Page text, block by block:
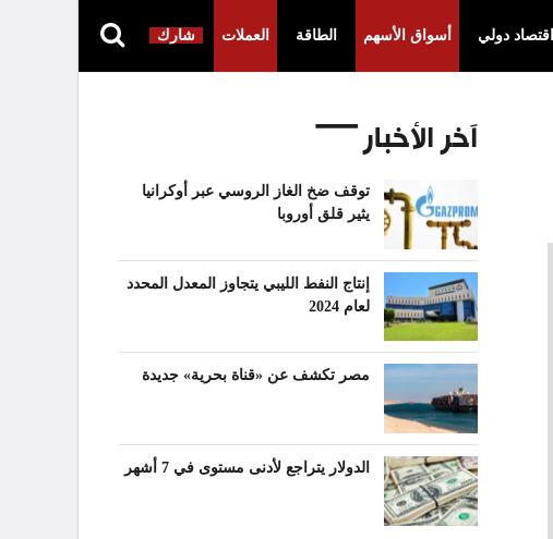
اقتصاد دولي أسواق الأسهم الطاقة العملات شارك
آخر الأخبار
توقف ضخ الغاز الروسي عبر أوكرانيا
يثير قلق أوروبا
إنتاج النفط الليبي يتجاوز المعدل المحدد
لعام 2024
مصر تكشف عن «قناة بحرية» جديدة
الدولار يتراجع لأدنى مستوى في 7 أشهر